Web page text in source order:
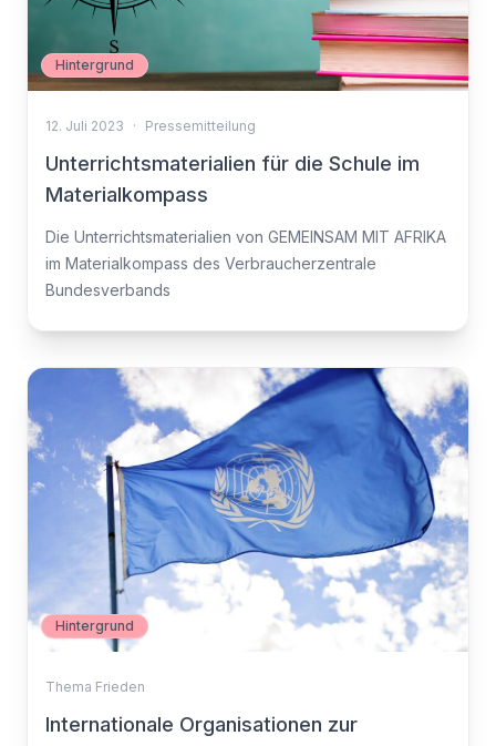
Hintergrund
12. Juli 2023 · Pressemitteilung
Unterrichtsmaterialien für die Schule im
Materialkompass
Die Unterrichtsmaterialien von GEMEINSAM MIT AFRIKA
im Materialkompass des Verbraucherzentrale
Bundesverbands
Hintergrund
Thema Frieden
Internationale Organisationen zur